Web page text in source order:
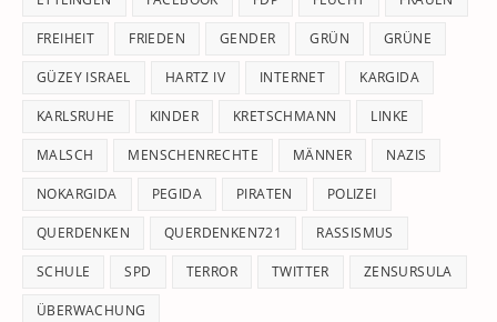
FREIHEIT FRIEDEN GENDER GRÜN GRÜNE
GÜZEY ISRAEL HARTZ IV INTERNET KARGIDA
KARLSRUHE KINDER KRETSCHMANN LINKE
MALSCH MENSCHENRECHTE MÄNNER NAZIS
NOKARGIDA PEGIDA PIRATEN POLIZEI
QUERDENKEN QUERDENKEN721 RASSISMUS
SCHULE SPD TERROR TWITTER ZENSURSULA
ÜBERWACHUNG